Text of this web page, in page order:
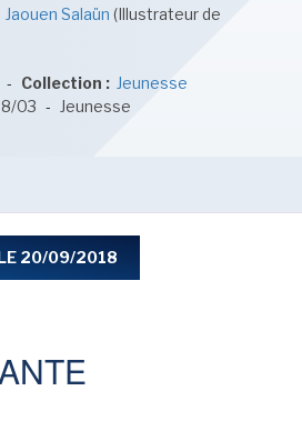
ÉDITIONS ACTUSF
Jaouen Salaün (Illustrateur de
- Collection : Jeunesse
03 - Jeunesse
20/09/2018